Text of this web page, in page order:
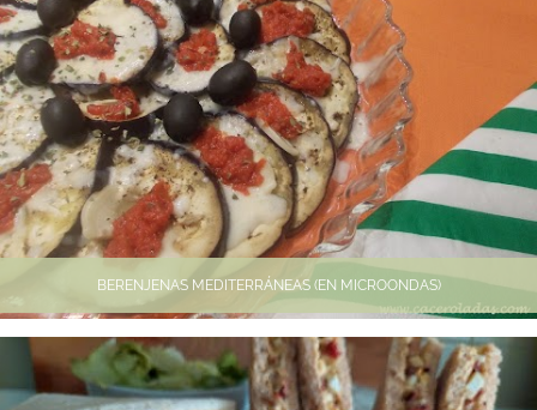
BERENJENAS MEDITERRÁNEAS (EN MICROONDAS)